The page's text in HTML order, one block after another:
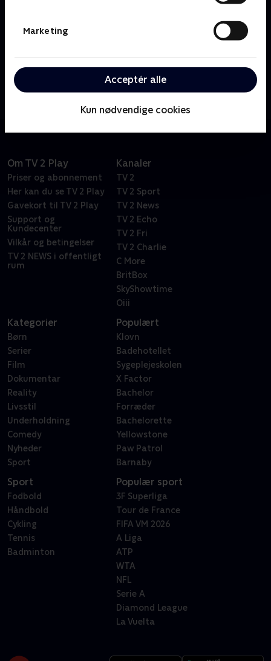
Marketing
Acceptér alle
Kun nødvendige cookies
Velkommen til Oiii-Gården! Her er der altid nok at
gøre for hele familien, hvor både store og små kan
på nye udfordringer, så både planter, dyr og
mennesker kan trives bedst muligt og være helt klar
Om TV 2 Play
Priser og abonnement
Her kan du se TV 2 Play
Gavekort til TV 2 Play
Support og
Kundecenter
Vilkår og betingelser
TV 2 NEWS i offentligt
rum
Kanaler
TV 2
TV 2 Sport
TV 2 News
TV 2 Echo
TV 2 Fri
TV 2 Charlie
C More
BritBox
SkyShowtime
Oiii
Kategorier
Børn
Serier
Film
Dokumentar
Reality
Livsstil
Underholdning
Comedy
Nyheder
Sport
Populært
Klovn
Badehotellet
Sygeplejeskolen
X Factor
Bachelor
Forræder
Bachelorette
Yellowstone
Paw Patrol
Barnaby
Sport
Fodbold
Håndbold
Cykling
Tennis
Badminton
Populær sport
3F Superliga
Tour de France
FIFA VM 2026
A Liga
ATP
WTA
NFL
Serie A
Diamond League
La Vuelta